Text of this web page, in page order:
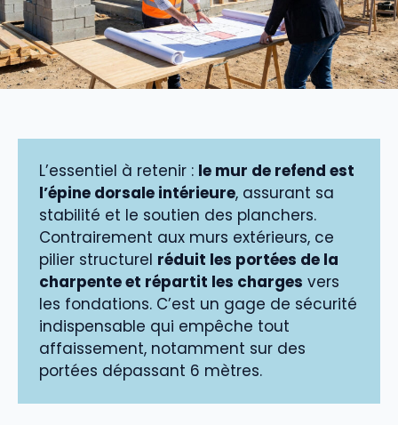
L’essentiel à retenir : le mur de refend est
l’épine dorsale intérieure, assurant sa
stabilité et le soutien des planchers.
Contrairement aux murs extérieurs, ce
pilier structurel réduit les portées de la
charpente et répartit les charges vers
les fondations. C’est un gage de sécurité
indispensable qui empêche tout
affaissement, notamment sur des
portées dépassant 6 mètres.